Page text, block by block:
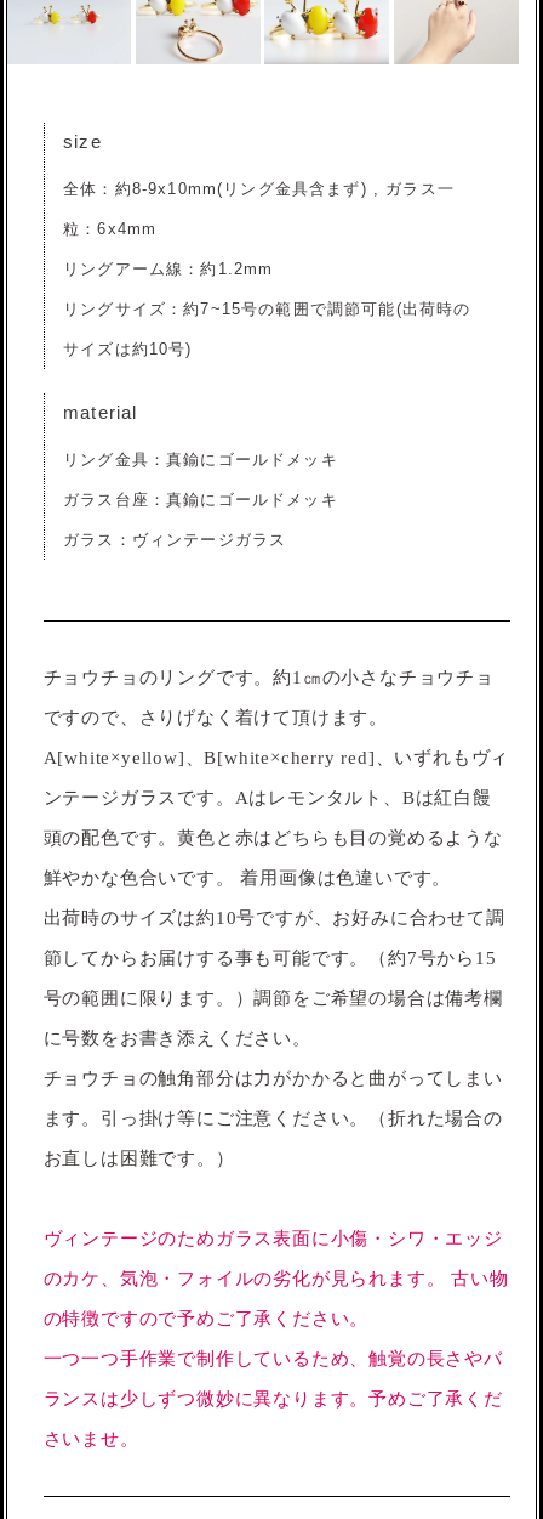
size
全体：約8-9x10mm(リング金具含まず) , ガラス一
粒：6x4mm
リングアーム線：約1.2mm
リングサイズ：約7~15号の範囲で調節可能(出荷時の
サイズは約10号)
material
リング金具：真鍮にゴールドメッキ
ガラス台座：真鍮にゴールドメッキ
ガラス：ヴィンテージガラス
チョウチョのリングです。約1㎝の小さなチョウチョ
ですので、さりげなく着けて頂けます。
A[white×yellow]、B[white×cherry red]、いずれもヴィ
ンテージガラスです。Aはレモンタルト、Bは紅白饅
頭の配色です。黄色と赤はどちらも目の覚めるような
鮮やかな色合いです。 着用画像は色違いです。
出荷時のサイズは約10号ですが、お好みに合わせて調
節してからお届けする事も可能です。（約7号から15
号の範囲に限ります。）調節をご希望の場合は備考欄
に号数をお書き添えください。
チョウチョの触角部分は力がかかると曲がってしまい
ます。引っ掛け等にご注意ください。（折れた場合の
お直しは困難です。）
ヴィンテージのためガラス表面に小傷・シワ・エッジ
のカケ、気泡・フォイルの劣化が見られます。 古い物
の特徴ですので予めご了承ください。
一つ一つ手作業で制作しているため、触覚の長さやバ
ランスは少しずつ微妙に異なります。予めご了承くだ
さいませ。